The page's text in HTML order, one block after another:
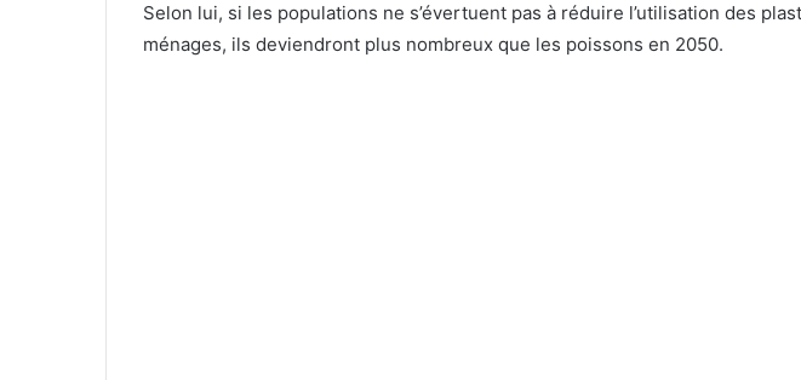
Selon lui, si les populations ne s’évertuent pas à réduire l’utilisation des
ménages, ils deviendront plus nombreux que les poissons en 2050.